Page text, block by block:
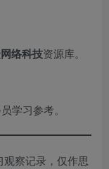
络科技资源库。
学习参考。
察记录，仅作思